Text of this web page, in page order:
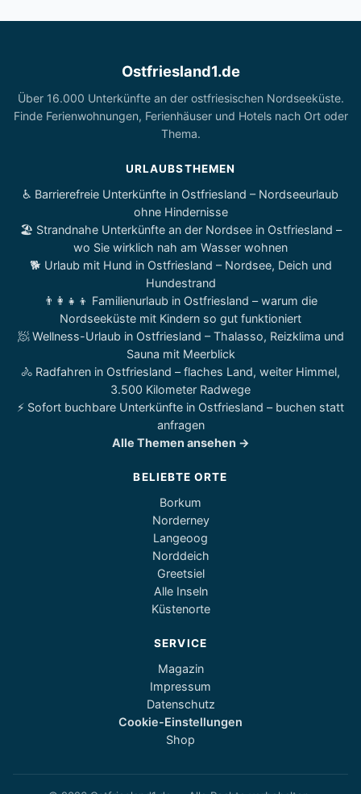
Ostfriesland1.de
Über 16.000 Unterkünfte an der ostfriesischen Nordseeküste.
Finde Ferienwohnungen, Ferienhäuser und Hotels nach Ort oder
Thema.
URLAUBSTHEMEN
♿ Barrierefreie Unterkünfte in Ostfriesland – Nordseeurlaub
ohne Hindernisse
🏖️ Strandnahe Unterkünfte an der Nordsee in Ostfriesland –
wo Sie wirklich nah am Wasser wohnen
🐕 Urlaub mit Hund in Ostfriesland – Nordsee, Deich und
Hundestrand
👨‍👩‍👧‍👦 Familienurlaub in Ostfriesland – warum die
Nordseeküste mit Kindern so gut funktioniert
🧖 Wellness-Urlaub in Ostfriesland – Thalasso, Reizklima und
Sauna mit Meerblick
🚴 Radfahren in Ostfriesland – flaches Land, weiter Himmel,
3.500 Kilometer Radwege
⚡ Sofort buchbare Unterkünfte in Ostfriesland – buchen statt
anfragen
Alle Themen ansehen →
BELIEBTE ORTE
Borkum
Norderney
Langeoog
Norddeich
Greetsiel
Alle Inseln
Küstenorte
SERVICE
Magazin
Impressum
Datenschutz
Cookie-Einstellungen
Shop